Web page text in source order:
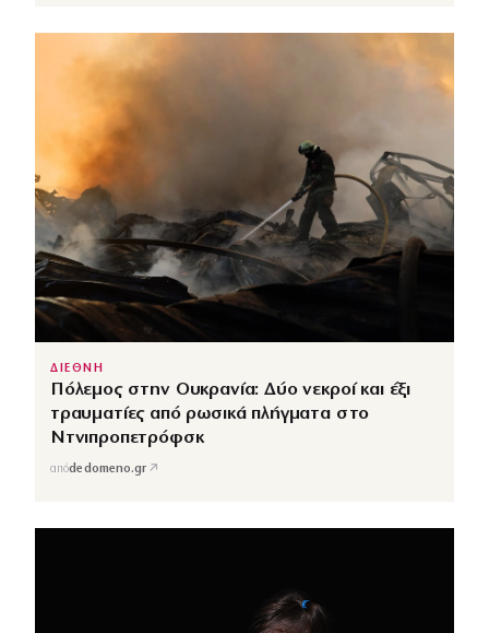
ΔΙΕΘΝΗ
Πόλεμος στην Ουκρανία: Δύο νεκροί και έξι
τραυματίες από ρωσικά πλήγματα στο
Ντνιπροπετρόφσκ
απόdedomeno.gr ↗